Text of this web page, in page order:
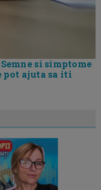
si simptome
pot ajuta sa iti